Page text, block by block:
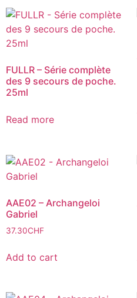
FULLR – Série complète
des 9 secours de poche.
25ml
Read more
AAE02 – Archangeloi
Gabriel
37.30CHF
Add to cart